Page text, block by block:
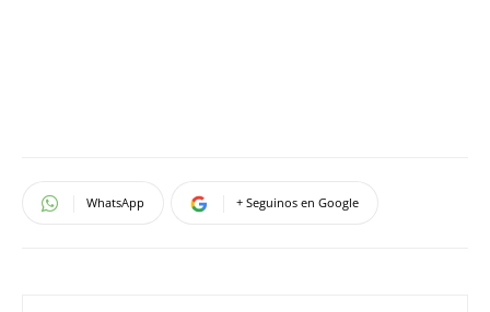
WhatsApp + Seguinos en Google